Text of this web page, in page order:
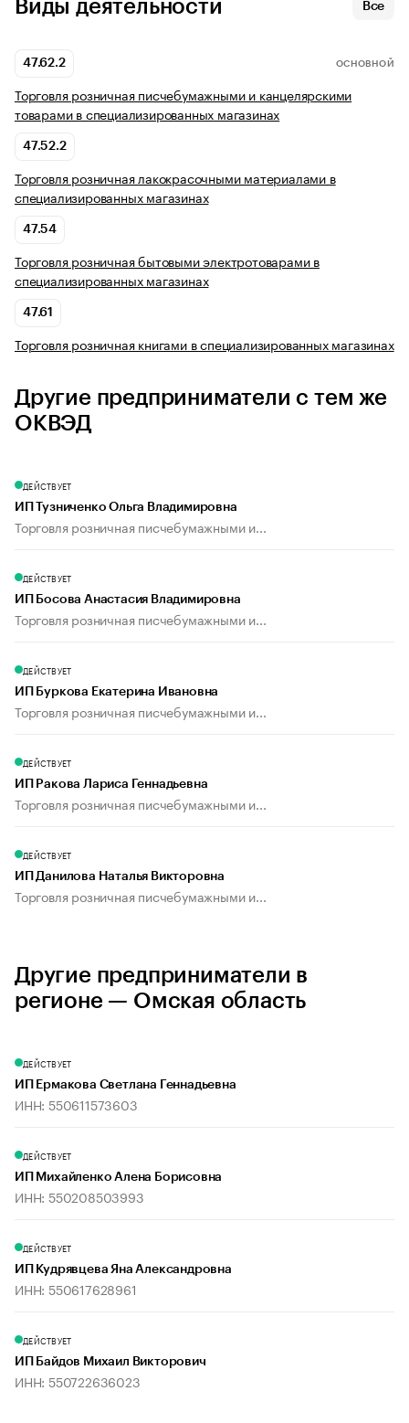
Виды деятельности Все
47.62.2 ОСНОВНОЙ
Торговля розничная писчебумажными и канцелярскими
товарами в специализированных магазинах
47.52.2
Торговля розничная лакокрасочными материалами в
специализированных магазинах
47.54
Торговля розничная бытовыми электротоварами в
специализированных магазинах
47.61
Торговля розничная книгами в специализированных магазинах
Другие предприниматели с тем же
ОКВЭД
ДЕЙСТВУЕТ
ИП Тузниченко Ольга Владимировна
Торговля розничная писчебумажными и...
ДЕЙСТВУЕТ
ИП Босова Анастасия Владимировна
Торговля розничная писчебумажными и...
ДЕЙСТВУЕТ
ИП Буркова Екатерина Ивановна
Торговля розничная писчебумажными и...
ДЕЙСТВУЕТ
ИП Ракова Лариса Геннадьевна
Торговля розничная писчебумажными и...
ДЕЙСТВУЕТ
ИП Данилова Наталья Викторовна
Торговля розничная писчебумажными и...
Другие предприниматели в
регионе — Омская область
ДЕЙСТВУЕТ
ИП Ермакова Светлана Геннадьевна
ИНН: 550611573603
ДЕЙСТВУЕТ
ИП Михайленко Алена Борисовна
ИНН: 550208503993
ДЕЙСТВУЕТ
ИП Кудрявцева Яна Александровна
ИНН: 550617628961
ДЕЙСТВУЕТ
ИП Байдов Михаил Викторович
ИНН: 550722636023